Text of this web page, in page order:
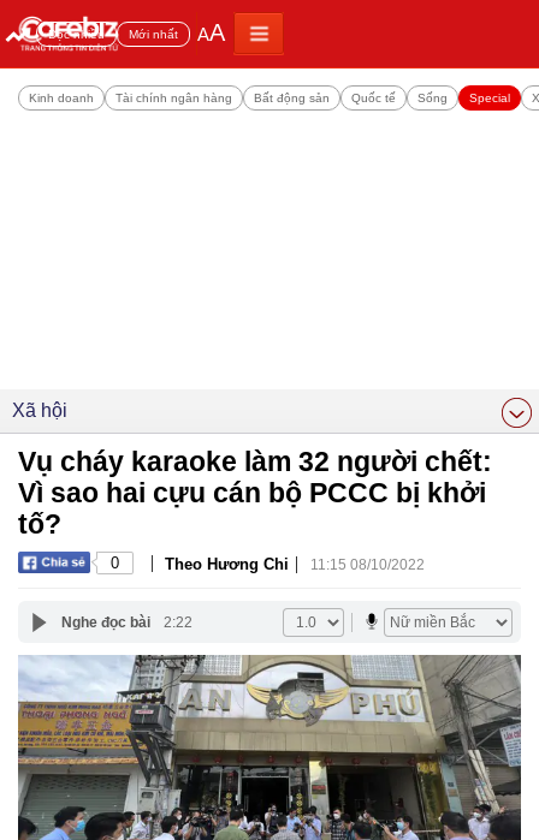
Đọc nhiều Mới nhất AA
Kinh doanh Tài chính ngân hàng Bất động sản Quốc tế Sống Special
Xã hội
Vụ cháy karaoke làm 32 người chết:
Vì sao hai cựu cán bộ PCCC bị khởi
tố?
0 | Theo Hương Chi | 11:15 08/10/2022
Nghe đọc bài 2:22